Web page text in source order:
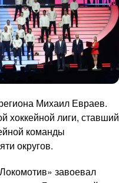
Михаил Евраев.
хоккейной лиги, ставший
команды
округов.
завоевал